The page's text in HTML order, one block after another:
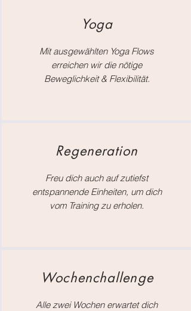
Yoga
Mit ausgewählten Yoga Flows
erreichen wir die nötige
Beweglichkeit & Flexibilität.
Regeneration
Freu dich auch auf zutiefst
entspannende Einheiten, um dich
vom Training zu erholen.
Wochenchallenge
Alle zwei Wochen erwartet dich